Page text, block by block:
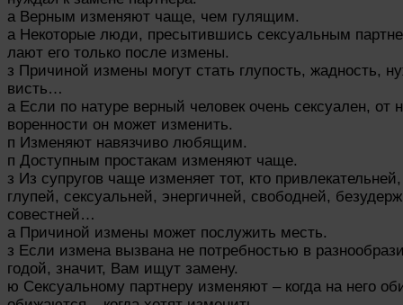
а Верным изменяют чаще, чем гулящим.
а Некоторые люди, пресытившись сексуальным
лают его только после измены.
з Причиной измены могут стать глупость, жадность,
висть…
а Если по натуре верный человек очень сексуален, от
воренности он может изменить.
п Изменяют навязчиво любящим.
п Доступным простакам изменяют чаще.
з Из супругов чаще изменяет тот, кто
глупей, сексуальней, энергичней, свободней,
совестней…
а Причиной измены может послужить месть.
з Если измена вызвана не потребностью в
годой, значит, Вам ищут замену.
ю Сексуальному партнеру изменяют – когда на него